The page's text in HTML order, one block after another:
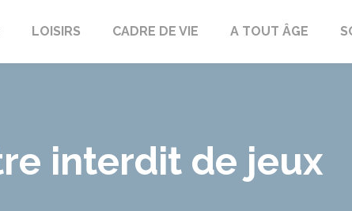
LOISIRS CADRE DE VIE A TOUT ÂGE
interdit de jeux